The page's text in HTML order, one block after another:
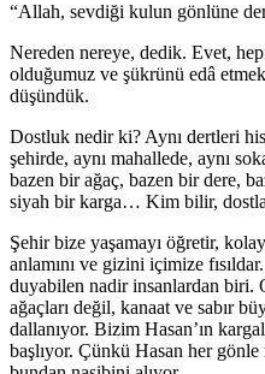
“Allah, sevdiği kulun gönlüne
Nereden nereye, dedik. Evet,
olduğumuz ve şükrünü edâ
düşündük.
Dostluk nedir ki? Aynı dertleri
şehirde, aynı mahallede, aynı
bazen bir ağaç, bazen bir dere,
siyah bir karga… Kim bilir,
Şehir bize yaşamayı öğretir,
anlamını ve gizini içimize
duyabilen nadir insanlardan biri.
ağaçları değil, kanaat ve sabır
dallanıyor. Bizim Hasan’ın
başlıyor. Çünkü Hasan her